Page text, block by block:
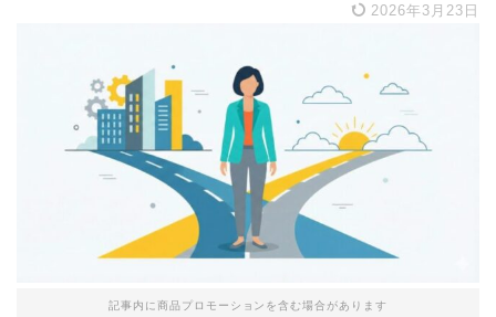
2026年3月23日
記事内に商品プロモーションを含む場合があります